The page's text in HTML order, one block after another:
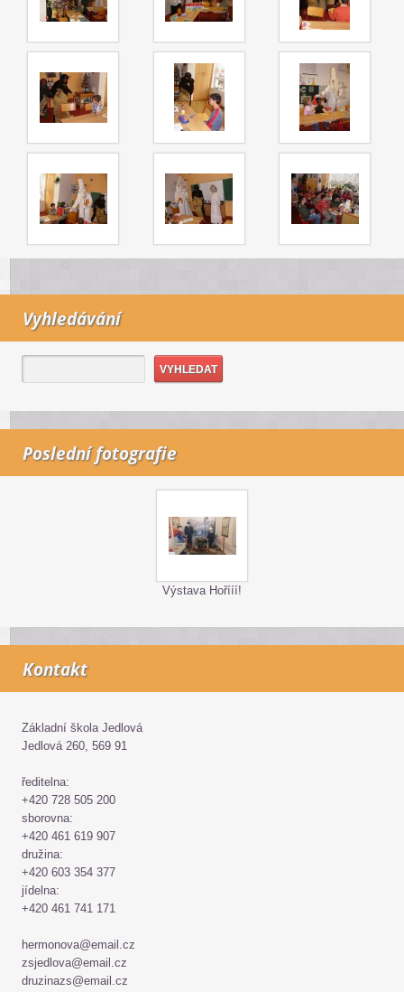
Vyhledávání
Poslední fotografie
Výstava Hořííí!
Kontakt
Základní škola Jedlová
Jedlová 260, 569 91
ředitelna:
+420 728 505 200
sborovna:
+420 461 619 907
družina:
+420 603 354 377
jídelna:
+420 461 741 171
hermonova@email.cz
zsjedlova@email.cz
druzinazs@email.cz